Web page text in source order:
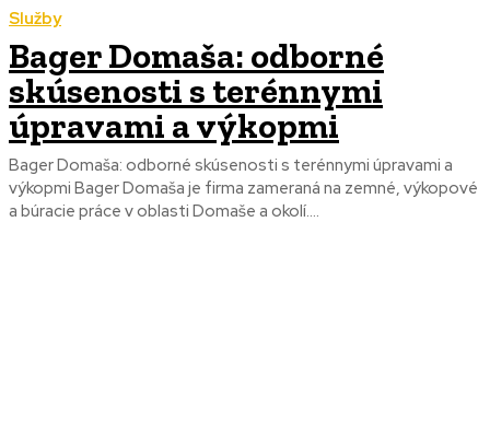
Služby
Bager Domaša: odborné
skúsenosti s terénnymi
úpravami a výkopmi
Bager Domaša: odborné skúsenosti s terénnymi úpravami a
výkopmi Bager Domaša je firma zameraná na zemné, výkopové
a búracie práce v oblasti Domaše a okolí....